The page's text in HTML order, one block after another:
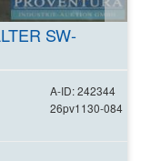
SW-
A-ID: 242344
26pv1130-084